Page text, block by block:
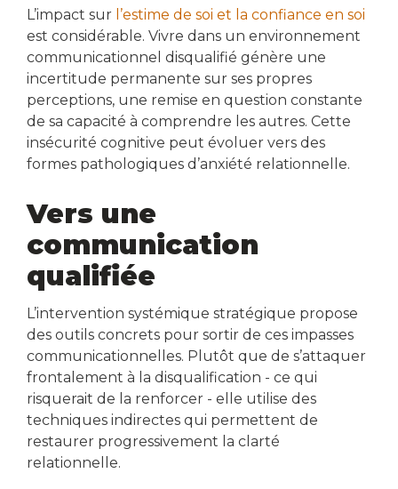
L’impact sur l’estime de soi et la confiance en soi
est considérable. Vivre dans un environnement
communicationnel disqualifié génère une
incertitude permanente sur ses propres
perceptions, une remise en question constante
de sa capacité à comprendre les autres. Cette
insécurité cognitive peut évoluer vers des
formes pathologiques d’anxiété relationnelle.
Vers une
communication
qualifiée
L’intervention systémique stratégique propose
des outils concrets pour sortir de ces impasses
communicationnelles. Plutôt que de s’attaquer
frontalement à la disqualification - ce qui
risquerait de la renforcer - elle utilise des
techniques indirectes qui permettent de
restaurer progressivement la clarté
relationnelle.